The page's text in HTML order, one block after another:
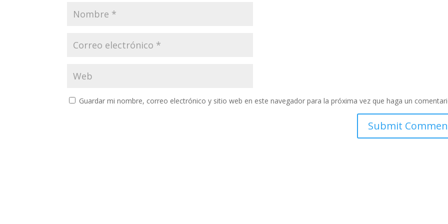
Guardar mi nombre, correo electrónico y sitio web en este navegador para la próxima vez que haga un